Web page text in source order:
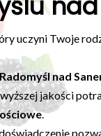
uczyni Twoje
nad
jakości
.